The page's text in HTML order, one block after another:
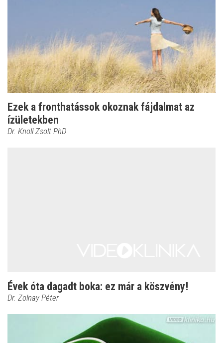
Ezek a fronthatássok okoznak fájdalmat az
ízületekben
Dr. Knoll Zsolt PhD
Évek óta dagadt boka: ez már a köszvény!
Dr. Zolnay Péter